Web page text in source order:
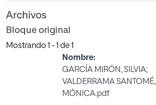
Archivos
Bloque original
Mostrando 1 - 1 de 1
Nombre:
GARCÍA MIRÓN, SILVIA;
VALDERRAMA SANTOMÉ,
MÓNICA.pdf